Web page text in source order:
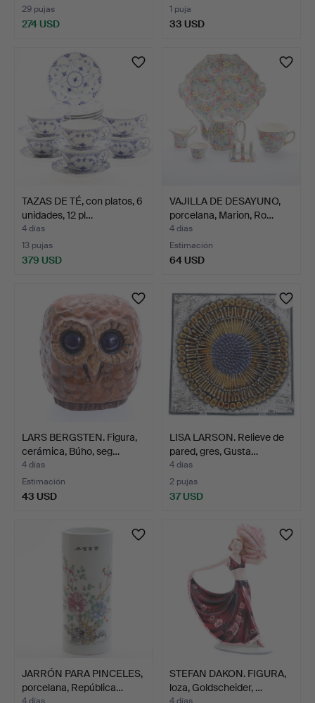
29 pujas
274 USD
1 puja
33 USD
TAZAS DE TÉ, con platos, 6
unidades, 12 pl…
4 días
13 pujas
379 USD
VAJILLA DE DESAYUNO,
porcelana, Marion, Ro…
4 días
Estimación
64 USD
LARS BERGSTEN. Figura,
cerámica, Búho, seg…
4 días
Estimación
43 USD
LISA LARSON. Relieve de
pared, gres, Gusta…
4 días
2 pujas
37 USD
JARRÓN PARA PINCELES,
porcelana, República…
STEFAN DAKON. FIGURA,
loza, Goldscheider, …